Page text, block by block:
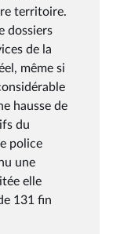
territoire.
dossiers
de la
même si
hausse de
du
police
une
elle
131 fin